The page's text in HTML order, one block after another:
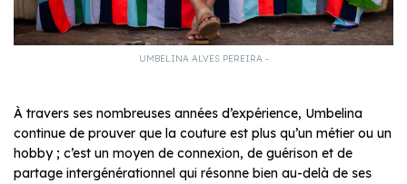
UMBELINA ALVES PEREIRA -
À travers ses nombreuses années d’expérience, Umbelina
continue de prouver que la couture est plus qu’un métier ou un
hobby ; c’est un moyen de connexion, de guérison et de
partage intergénérationnel qui résonne bien au-delà de ses